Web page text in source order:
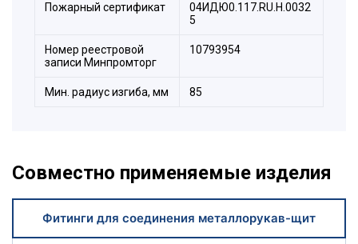
Пожарный сертификат
04ИДЮ0.117.RU.H.0032
5
Номер реестровой
записи Минпромторг
10793954
Мин. радиус изгиба, мм 85
Совместно применяемые изделия
Фитинги для соединения металлорукав-щит